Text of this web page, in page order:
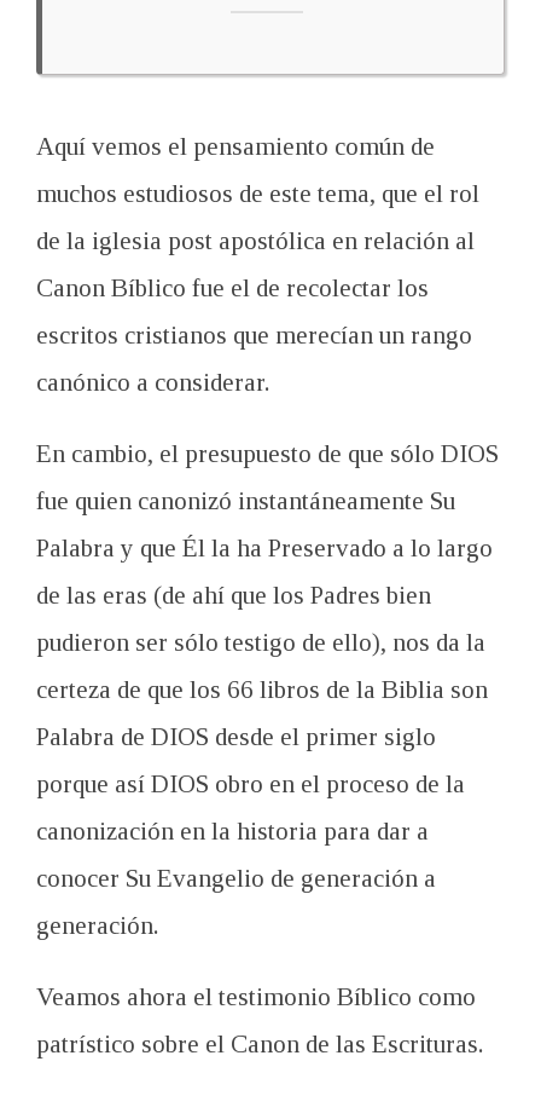
Aquí vemos el pensamiento común de
muchos estudiosos de este tema, que el rol
de la iglesia post apostólica en relación al
Canon Bíblico fue el de recolectar los
escritos cristianos que merecían un rango
canónico a considerar.
En cambio, el presupuesto de que sólo DIOS
fue quien canonizó instantáneamente Su
Palabra y que Él la ha Preservado a lo largo
de las eras (de ahí que los Padres bien
pudieron ser sólo testigo de ello), nos da la
certeza de que los 66 libros de la Biblia son
Palabra de DIOS desde el primer siglo
porque así DIOS obro en el proceso de la
canonización en la historia para dar a
conocer Su Evangelio de generación a
generación.
Veamos ahora el testimonio Bíblico como
patrístico sobre el Canon de las Escrituras.